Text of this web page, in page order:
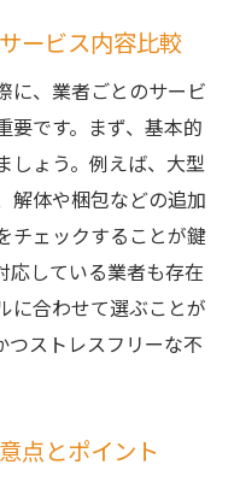
ービス内容比較
に、業者ごとのサービ
要です。まず、基本的
しょう。例えば、大型
解体や梱包などの追加
チェックすることが鍵
応している業者も存在
に合わせて選ぶことが
つストレスフリーな不
点とポイント